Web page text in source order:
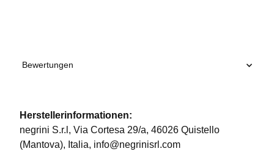
Bewertungen
Herstellerinformationen:
negrini S.r.l, Via Cortesa 29/a, 46026 Quistello
(Mantova), Italia, info@negrinisrl.com